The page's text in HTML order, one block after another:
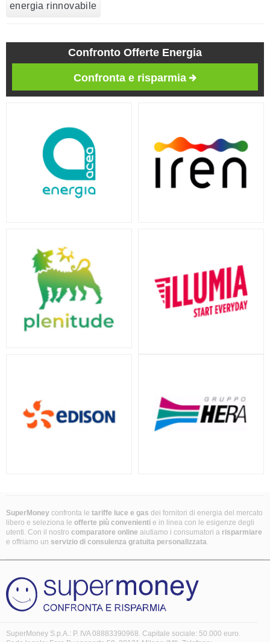
energia rinnovabile
Confronto Offerte Energia
Confronta e risparmia
SuperMoney confronta le tariffe luce e gas dei fornitori di energia del mercato
libero e seleziona le offerte più convenienti e in linea con le esigenze degli
utenti. Con il nostro comparatore online aiutiamo i consumatori a risparmiare
e offriamo un servizio di consulenza gratuita personalizzata.
SuperMoney S.p.A.: P. IVA 08883390968. Capitale sociale: 50.000 euro.